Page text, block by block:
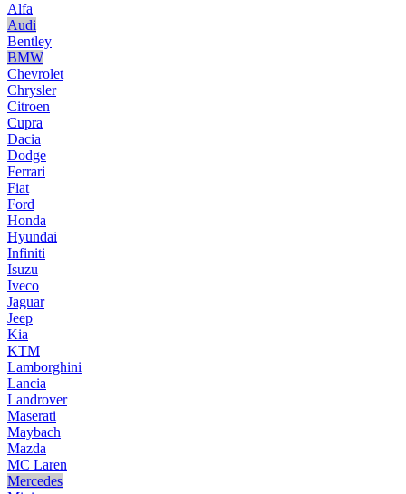
Alfa
Audi
Bentley
BMW
Chevrolet
Chrysler
Citroen
Cupra
Dacia
Dodge
Ferrari
Fiat
Ford
Honda
Hyundai
Infiniti
Isuzu
Iveco
Jaguar
Jeep
Kia
KTM
Lamborghini
Lancia
Landrover
Maserati
Maybach
Mazda
MC Laren
Mercedes